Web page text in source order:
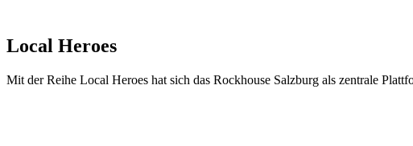
Local Heroes
Mit der Reihe Local Heroes hat sich das Rockhouse Salzburg als zentrale